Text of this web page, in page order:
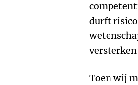
durft
versterken
Toen wij